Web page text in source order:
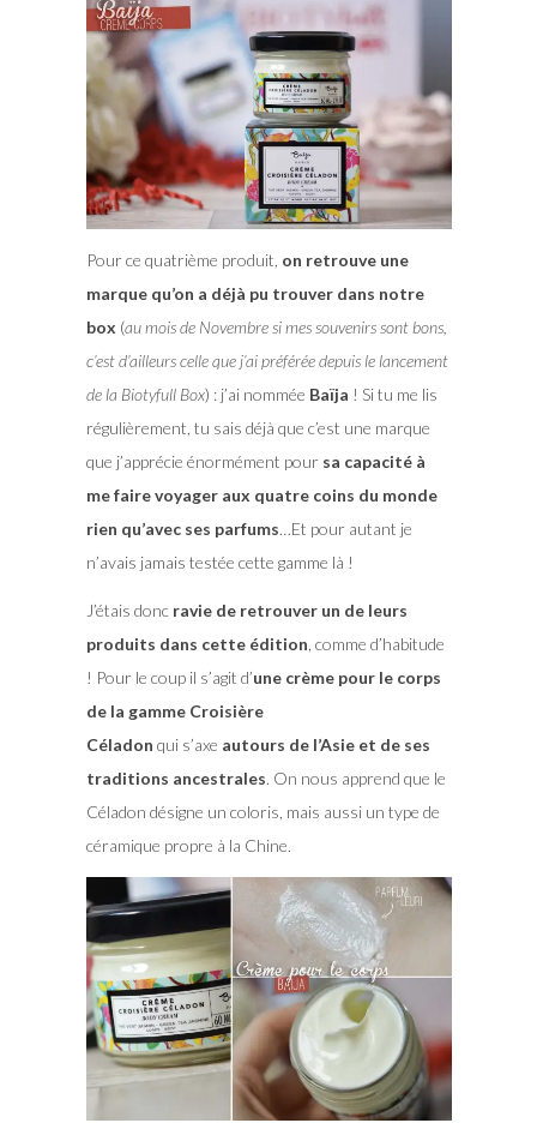
Pour ce quatrième produit, on retrouve une
marque qu’on a déjà pu trouver dans notre
box (au mois de Novembre si mes souvenirs sont bons,
c’est d’ailleurs celle que j’ai préférée depuis le lancement
de la Biotyfull Box) : j’ai nommée Baïja ! Si tu me lis
régulièrement, tu sais déjà que c’est une marque
que j’apprécie énormément poursa capacité à
me faire voyager aux quatre coins du monde
rien qu’avec ses parfums…Et pour autant je
n’avais jamais testée cette gamme là !
J’étais donc ravie de retrouver un de leurs
produits dans cette édition , comme d’habitude
! Pour le coup il s’agit d’une crème pour le corps
de la gamme Croisière
Céladon qui s’axe autours de l’Asie et de ses
traditions ancestrales. On nous apprend que le
Céladon désigne un coloris, mais aussi un type de
céramique propre à la Chine.